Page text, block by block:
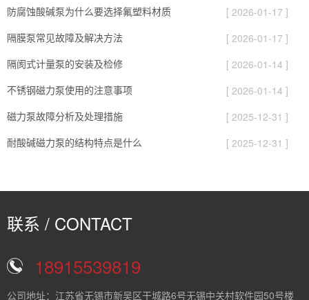
防腐蚀酸碱泵为什么要选择氟塑料材质
[ 2026-01-17 ]
隔膜泵常见故障及解决方法
[ 2026-01-17 ]
隔阂式计量泵的安装及检修
[ 2026-01-14 ]
不锈钢磁力泵使用的注意事项
[ 2026-01-14 ]
磁力泵故障分析及处理措施
[ 2025-12-31 ]
耐酸碱磁力泵的结构特点是什么
[ 2025-12-31 ]
联系 / CONTACT
18915539819
公司地址：江苏省无锡市新吴区干城路6号无锡中关村软件园50号楼